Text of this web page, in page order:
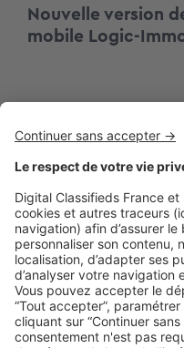
Nouvelle version
mobile Logic-
BUSINESS
« Groupe